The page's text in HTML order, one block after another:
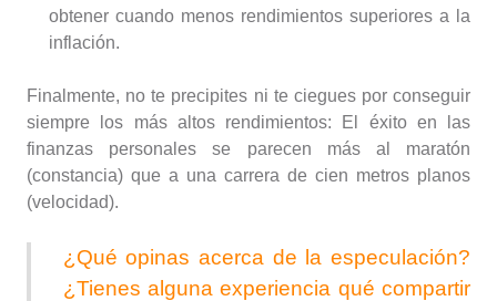
obtener cuando menos rendimientos superiores a la
inflación.
Finalmente, no te precipites ni te ciegues por conseguir
siempre los más altos rendimientos: El éxito en las
finanzas personales se parecen más al maratón
(constancia) que a una carrera de cien metros planos
(velocidad).
¿Qué opinas acerca de la especulación?
¿Tienes alguna experiencia qué compartir